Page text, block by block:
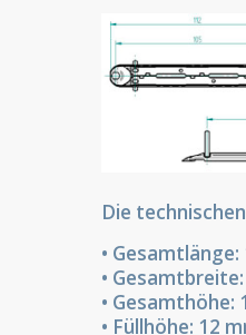
Die
•
•
• Gesamthöhe:
• Füllhöhe: 12